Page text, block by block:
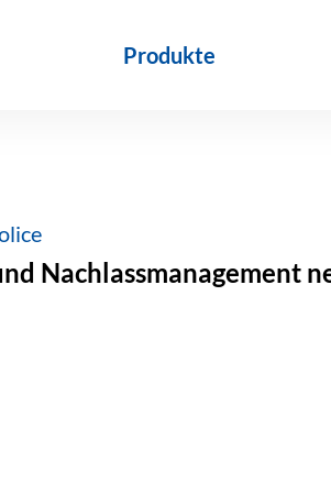
Produkte
Nachlassmanagement